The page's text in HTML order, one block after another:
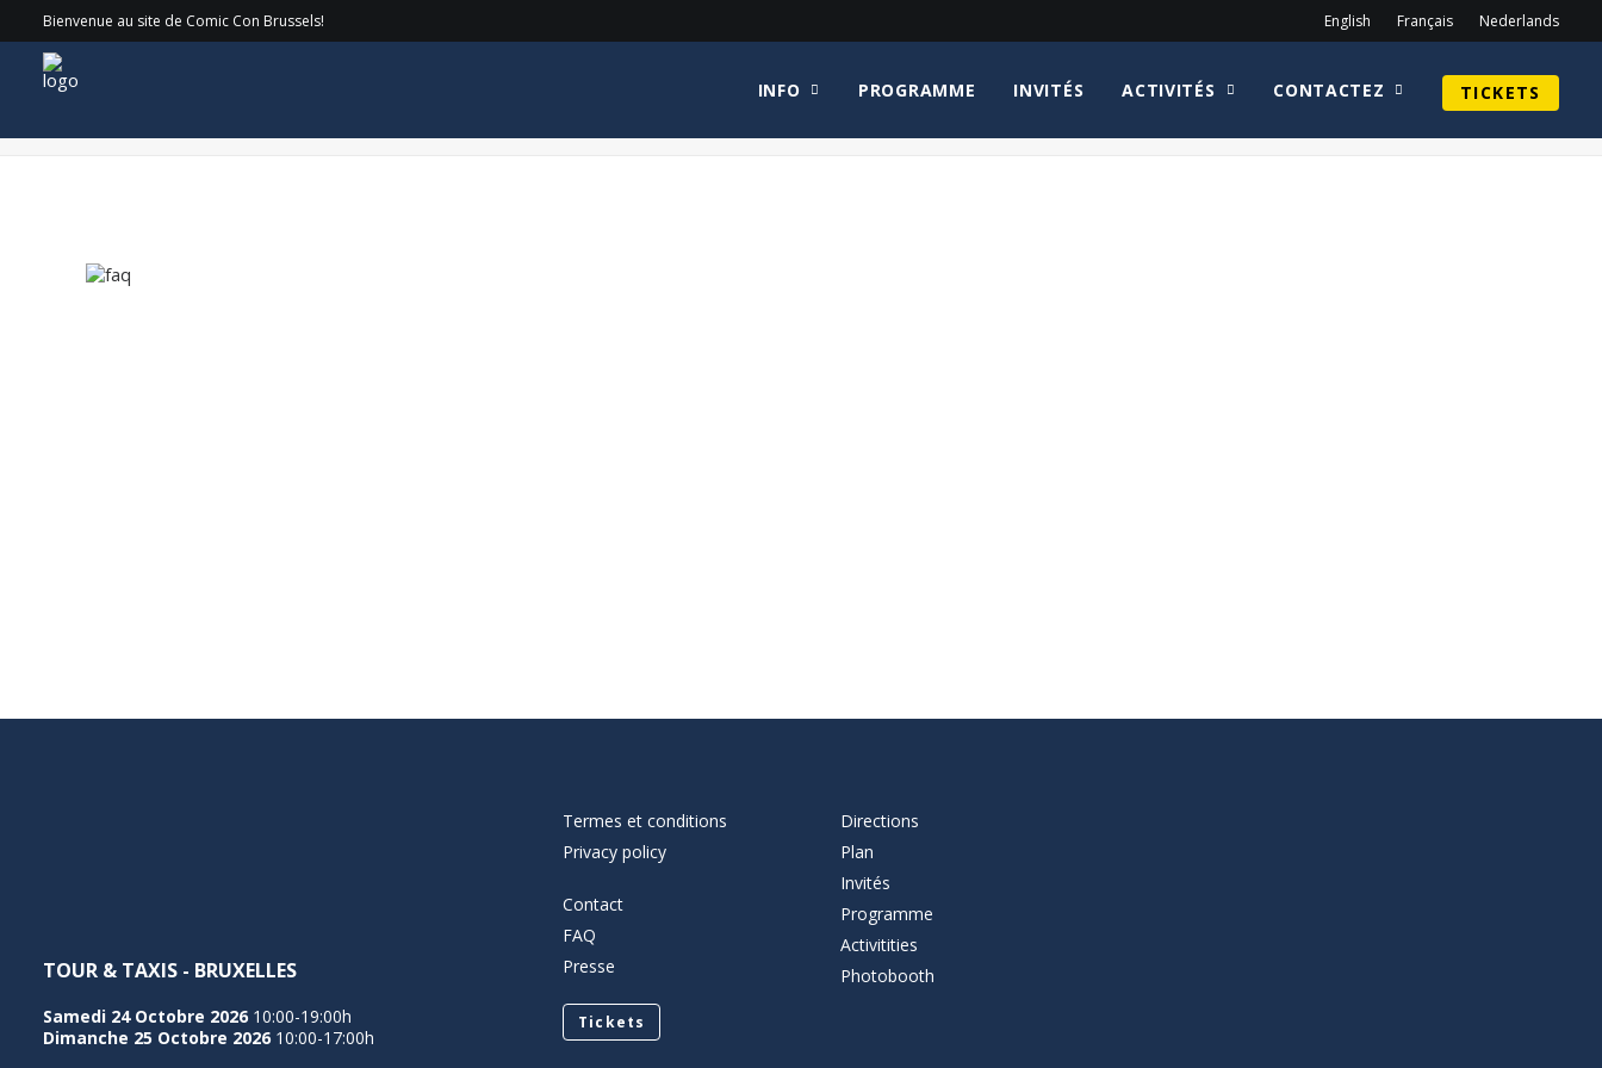
Bienvenue au site de Comic Con Brussels! English Français Nederlands
INFO PROGRAMME INVITÉS ACTIVITÉS CONTACTEZ TICKETS
faq tickets faq
TOUR & TAXIS - BRUXELLES
Samedi 24 Octobre 2026 10:00-19:00h
Dimanche 25 Octobre 2026 10:00-17:00h
Termes et conditions
Privacy policy
Contact
FAQ
Presse
Tickets
Directions
Plan
Invités
Programme
Activitities
Photobooth